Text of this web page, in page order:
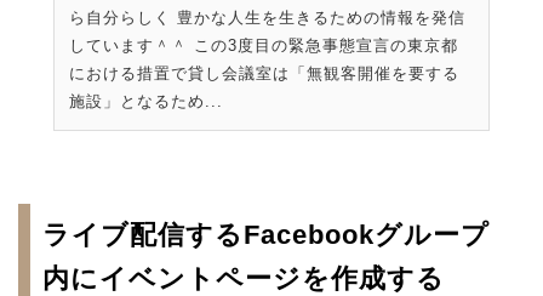
ら自分らしく 豊かな人生を生きるための情報を発信
しています＾＾ この3度目の緊急事態宣言の東京都
における措置で貸し会議室は「無観客開催を要する
施設」となるため...
ライブ配信するFacebookグループ
内にイベントページを作成する